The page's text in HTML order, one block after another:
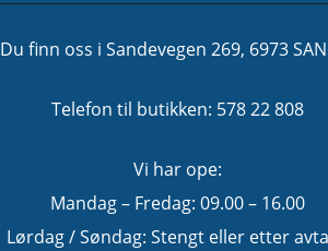
Du finn oss i Sandevegen 269, 6973
Telefon til butikken: 578 22 808
Vi har ope:
Mandag – Fredag: 09.00 – 16.00
Lørdag / Søndag: Stengt eller etter